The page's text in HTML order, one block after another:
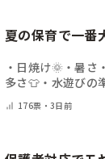
夏の保育で一番
・ 日焼け🌞 ・暑さ
多さ👕 ・ 水遊びの
176票・3日前